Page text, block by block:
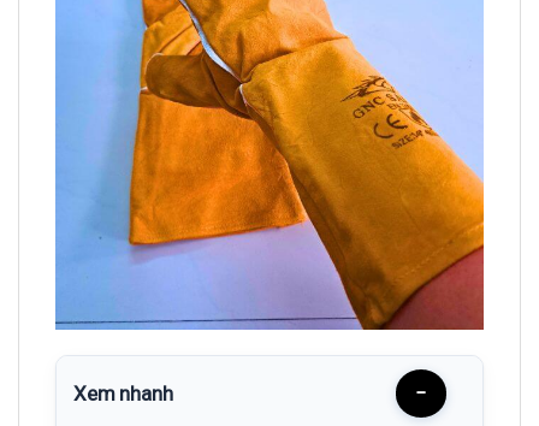
Xem nhanh −